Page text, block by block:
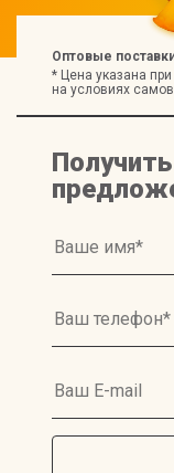
Оптовые
* Цена указана
на условиях